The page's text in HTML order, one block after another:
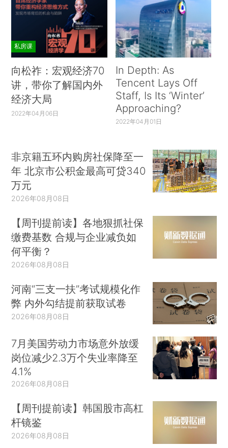
私房课
向松祚：宏观经济70
讲，带你了解国内外
经济大局
2022年04月06日
In Depth: As
Tencent Lays Off
Staff, Is Its ‘Winter’
Approaching?
2022年04月01日
非京籍五环内购房社保降至一
年 北京市公积金最高可贷340
万元
2026年08月08日
【周刊提前读】各地狠抓社保
缴费基数 合规与企业减负如
何平衡？
2026年08月08日
河南“三支一扶”考试规模化作
弊 内外勾结提前获取试卷
2026年08月08日
7月美国劳动力市场意外放缓
岗位减少2.3万个失业率降至
4.1%
2026年08月08日
【周刊提前读】韩国股市高杠
杆镜鉴
2026年08月08日